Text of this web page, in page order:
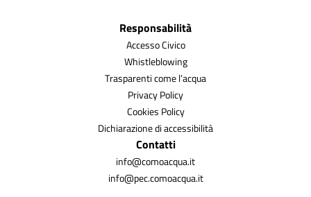
Responsabilità
Accesso Civico
Whistleblowing
Trasparenti come l’acqua
Privacy Policy
Cookies Policy
Dichiarazione di accessibilità
Contatti
info@comoacqua.it
info@pec.comoacqua.it